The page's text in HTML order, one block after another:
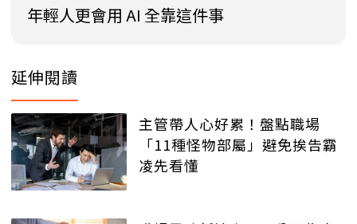
年輕人更會用 AI 全靠這件事
延伸閱讀
主管帶人心好累！盤點職場
「11種怪物部屬」避免挨告霸
凌先看懂